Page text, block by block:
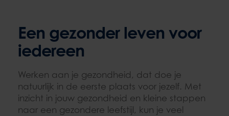
Een gezonder leven voor
iedereen
Werken aan je gezondheid, dat doe je
natuurlijk in de eerste plaats voor jezelf. Met
inzicht in jouw gezondheid en kleine stappen
naar een gezondere leefstijl, kun je veel